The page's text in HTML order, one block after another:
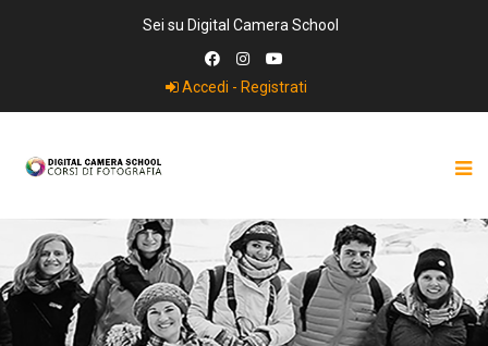
Sei su Digital Camera School
Accedi - Registrati